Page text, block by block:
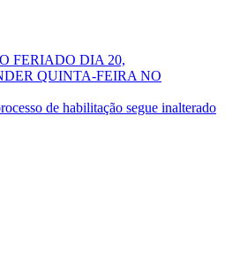
FERIADO DIA 20,
QUINTA-FEIRA NO
de habilitação segue inalterado